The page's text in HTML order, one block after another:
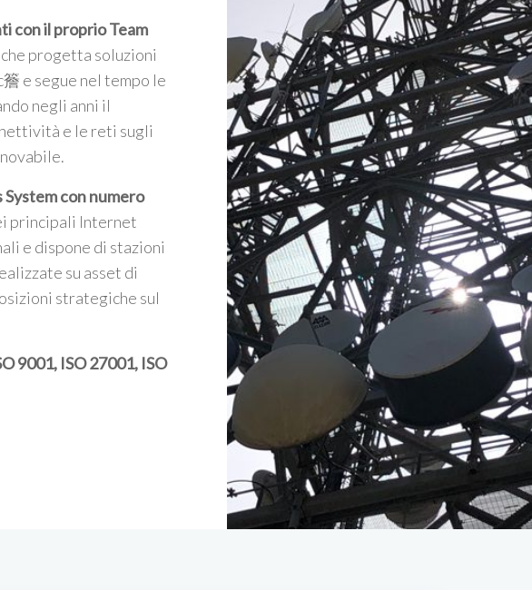
con il proprio Team
progetta soluzioni
e segue nel tempo le
negli anni il
e le reti sugli
con numero
principali Internet
e dispone di stazioni
su asset di
strategiche sul
9001, ISO 27001, ISO